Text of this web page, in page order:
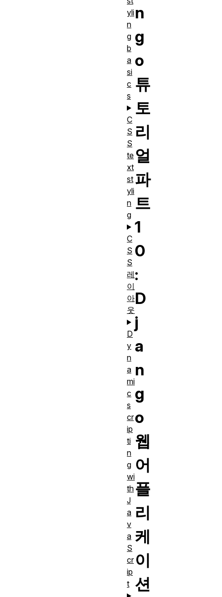
n
g
o
튜
토
리
얼
파
트
1
0
:
D
j
a
n
g
o
웹
어
플
리
케
이
션
yli
n
g
b
a
si
c
s
C
S
S
te
xt
st
yli
n
g
C
S
S
레
이
아
웃
D
y
n
a
mi
c
s
cr
ip
ti
n
g
wi
th
J
a
v
a
S
cr
ip
t